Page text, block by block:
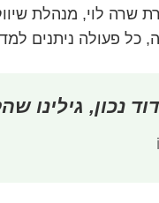
שרה לוי, מנהלת
נכון,